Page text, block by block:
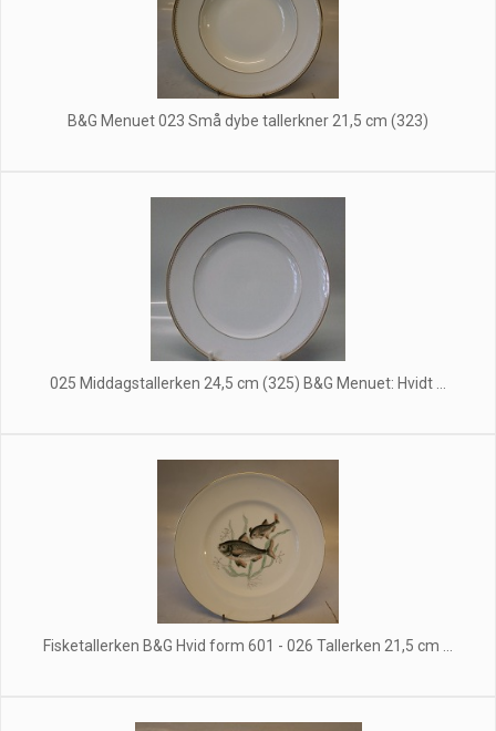
B&G Menuet 023 Små dybe tallerkner 21,5 cm (323)
025 Middagstallerken 24,5 cm (325) B&G Menuet: Hvidt ...
Fisketallerken B&G Hvid form 601 - 026 Tallerken 21,5 cm ...